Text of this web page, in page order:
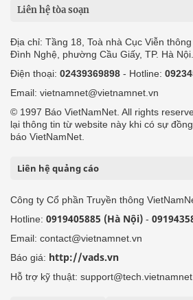
Liên hệ tòa soạn
Địa chỉ: Tầng 18, Toà nhà Cục Viễn
Đình Nghệ, phường Cầu Giấy, TP. Hà Nội.
Điện thoại: 02439369898 - Hotline:
Email: vietnamnet@vietnamnet.vn
© 1997 Báo VietNamNet. All rights
lại thông tin từ website này khi có sự
báo VietNamNet.
Liên hệ quảng cáo
Công ty Cổ phần Truyền thông
Hotline: 0919405885 (Hà Nội) -
Email: contact@vietnamnet.vn
Báo giá: http://vads.vn
Hỗ trợ kỹ thuật: